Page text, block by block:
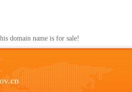
domain name is for sale!